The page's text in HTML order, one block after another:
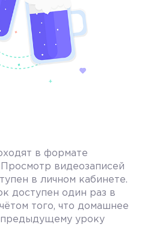
в формате
видеозаписей
в личном кабинете.
доступен один раз в
того, что домашнее
предыдущему уроку